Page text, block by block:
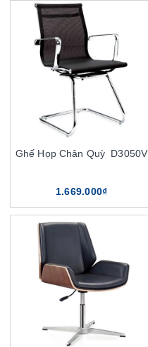
Ghế Họp Chân Quỳ D3050V
1.669.000₫